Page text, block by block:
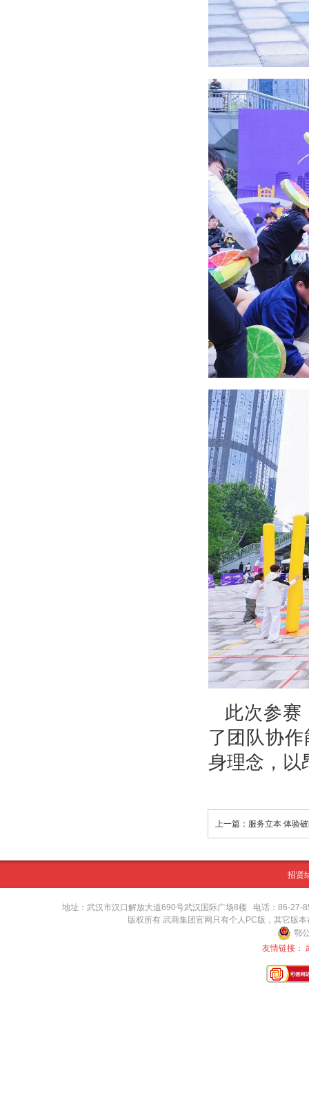
此次参赛
了团队协
身理念，以
招贤
地址：武汉市汉口解放大道690号武汉国际广场8楼 电话：86-
版权所有 武商集团官网只有个人PC版，其它版
鄂
友情链接：